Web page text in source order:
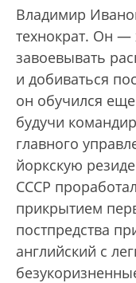
Владимир
технократ. Он
завоевывать
и добиваться
он обучился еще
будучи
главного
йоркскую
СССР
прикрытием
постпредства
английский с